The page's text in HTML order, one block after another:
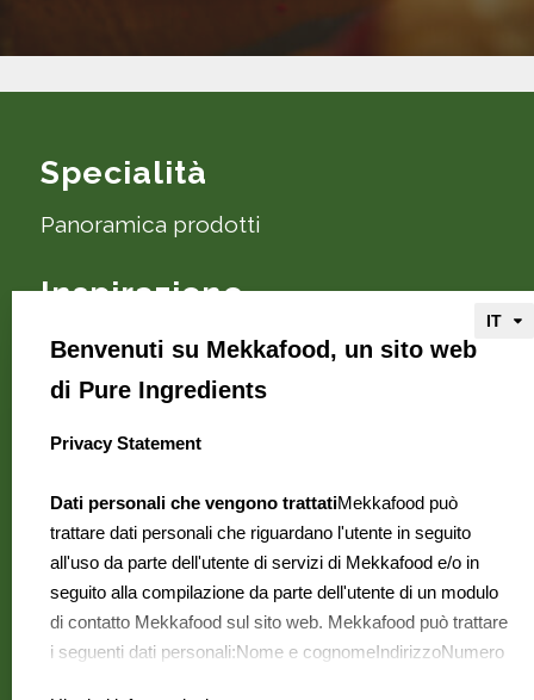
Specialità
Panoramica prodotti
Inspirazione
Ricette e consigli
Informazioni su Mekkafood
Dove si possono trovare?
Contatti
Domande frequenti
Offerte di lavoro
Benvenuti su Mekkafood, un sito web
di Pure Ingredients
select language
Privacy Statement
Dati personali che vengono trattatiMekkafood può
trattare dati personali che riguardano l'utente in seguito
all'uso da parte dell'utente di servizi di Mekkafood e/o in
seguito alla compilazione da parte dell'utente di un modulo
di contatto Mekkafood sul sito web. Mekkafood può trattare
i seguenti dati personali:Nome e cognomeIndirizzoNumero